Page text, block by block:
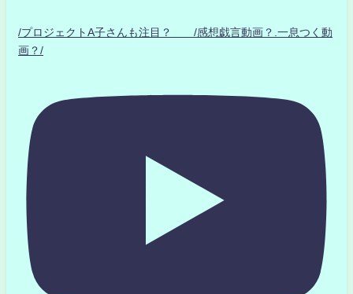
/プロジェクトA子さんも注目？ /感想戯言動画？.一息つく動
画？/